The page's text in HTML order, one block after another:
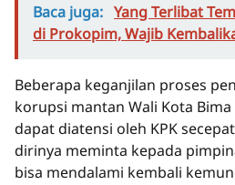
Baca juga: Yang Terlibat
di Prokopim, Wajib
Beberapa keganjilan proses
korupsi mantan Wali Kota
dapat diatensi oleh KPK
dirinya meminta kepada
bisa mendalami kembali